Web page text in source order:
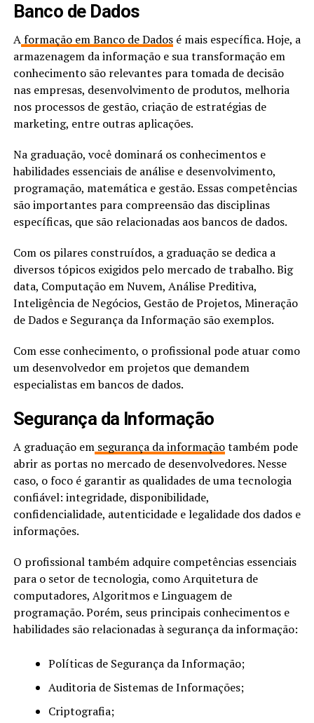
Banco de Dados
Aformação em Banco de Dadosé mais específica. Hoje, a
armazenagem da informação e sua transformação em
conhecimento são relevantes para tomada de decisão
nas empresas, desenvolvimento de produtos, melhoria
nos processos de gestão, criação de estratégias de
marketing, entre outras aplicações.
Na graduação, você dominará os conhecimentos e
habilidades essenciais de análise e desenvolvimento,
programação, matemática e gestão. Essas competências
são importantes para compreensão das disciplinas
específicas, que são relacionadas aos bancos de dados.
Com os pilares construídos, a graduação se dedica a
diversos tópicos exigidos pelo mercado de trabalho. Big
data, Computação em Nuvem, Análise Preditiva,
Inteligência de Negócios, Gestão de Projetos, Mineração
de Dados e Segurança da Informação são exemplos.
Com esse conhecimento, o profissional pode atuar como
um desenvolvedor em projetos que demandem
especialistas em bancos de dados.
Segurança da Informação
A graduação em segurança da informaçãotambém pode
abrir as portas no mercado de desenvolvedores. Nesse
caso, o foco é garantir as qualidades de uma tecnologia
confiável: integridade, disponibilidade,
confidencialidade, autenticidade e legalidade dos dados e
informações.
O profissional também adquire competências essenciais
para o setor de tecnologia, como Arquitetura de
computadores, Algoritmos e Linguagem de
programação. Porém, seus principais conhecimentos e
habilidades são relacionadas à segurança da informação:
Políticas de Segurança da Informação;
Auditoria de Sistemas de Informações;
Criptografia;